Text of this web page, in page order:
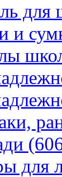
для
и
для